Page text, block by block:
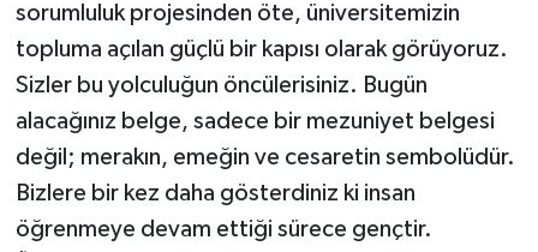
sorumluluk projesinden öte, üniversitemizin
topluma açılan güçlü bir kapısı olarak görüyoruz.
Sizler bu yolculuğun öncülerisiniz. Bugün
alacağınız belge, sadece bir mezuniyet belgesi
değil; merakın, emeğin ve cesaretin sembolüdür.
Bizlere bir kez daha gösterdiniz ki insan
öğrenmeye devam ettiği sürece gençtir.